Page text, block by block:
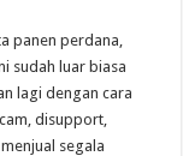
panen perdana,
sudah luar biasa
lagi dengan cara
disupport,
segala